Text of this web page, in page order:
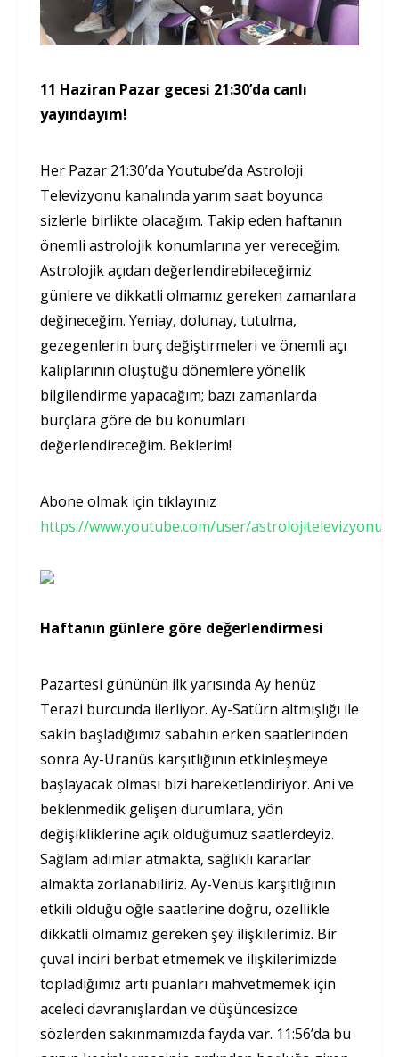
11 Haziran Pazar gecesi 21:30’da canlı
yayındayım!
Her Pazar 21:30’da Youtube’da Astroloji
Televizyonu kanalında yarım saat boyunca
sizlerle birlikte olacağım. Takip eden haftanın
önemli astrolojik konumlarına yer vereceğim.
Astrolojik açıdan değerlendirebileceğimiz
günlere ve dikkatli olmamız gereken zamanlara
değineceğim. Yeniay, dolunay, tutulma,
gezegenlerin burç değiştirmeleri ve önemli açı
kalıplarının oluştuğu dönemlere yönelik
bilgilendirme yapacağım; bazı zamanlarda
burçlara göre de bu konumları
değerlendireceğim. Beklerim!
Abone olmak için tıklayınız
https://www.youtube.com/user/astrolojitelevizyonu
Haftanın günlere göre değerlendirmesi
Pazartesi gününün ilk yarısında Ay henüz
Terazi burcunda ilerliyor. Ay-Satürn altmışlığı ile
sakin başladığımız sabahın erken saatlerinden
sonra Ay-Uranüs karşıtlığının etkinleşmeye
başlayacak olması bizi hareketlendiriyor. Ani ve
beklenmedik gelişen durumlara, yön
değişikliklerine açık olduğumuz saatlerdeyiz.
Sağlam adımlar atmakta, sağlıklı kararlar
almakta zorlanabiliriz. Ay-Venüs karşıtlığının
etkili olduğu öğle saatlerine doğru, özellikle
dikkatli olmamız gereken şey ilişkilerimiz. Bir
çuval inciri berbat etmemek ve ilişkilerimizde
topladığımız artı puanları mahvetmemek için
aceleci davranışlardan ve düşüncesizce
sözlerden sakınmamızda fayda var. 11:56’da bu